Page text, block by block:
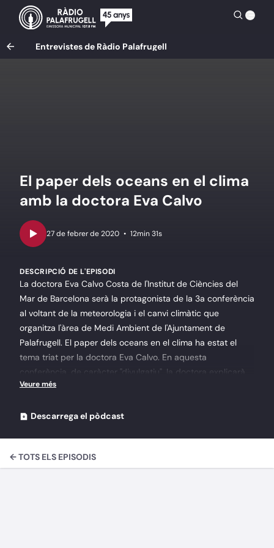
Entrevistes de Ràdio Palafrugell
El paper dels oceans en el clima
amb la doctora Eva Calvo
• 12min 31s
DESCRIPCIÓ DE L'EPISODI
La doctora Eva Calvo Costa de l'Institut de Ciències del
Mar de Barcelona serà la protagonista de la 3a conferència
al voltant de la meteorologia i el canvi climàtic que
organitza l'àrea de Medi Ambient de l'Ajuntament de
Palafrugell. El paper dels oceans en el clima ha estat el
tema triat per la doctora Eva Calvo. En aquesta
conferència, de caràcter "divulgatiu", la doctora explicarà
de forma planera com els oceans regulen el clima de la
revolució Industrial l'augment de la temperatura del
Museu del Suro a les 19:30h. La doctora Eva Calvo tractarà
Descarrega el pòdcast
← TOTS ELS EPISODIS